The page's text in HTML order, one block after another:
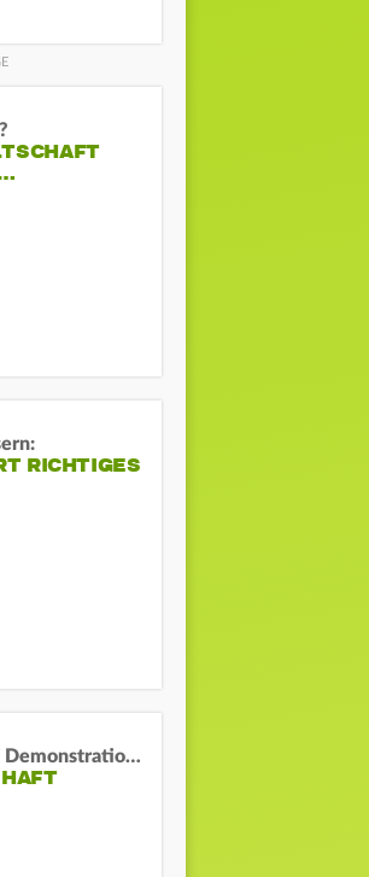
RICHTIGES
Auto-Anschlag auf Demonstration in München: